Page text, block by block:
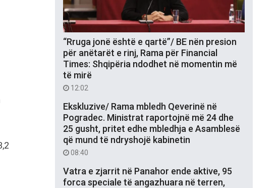
“Rruga jonë është e qartë”/ BE nën presion
për anëtarët e rinj, Rama për Financial
Times: Shqipëria ndodhet në momentin më
të mirë
12:02
Ekskluzive/ Rama mbledh Qeverinë në
Pogradec. Ministrat raportojnë më 24 dhe
25 gusht, pritet edhe mbledhja e Asamblesë
që mund të ndryshojë kabinetin
08:40
Vatra e zjarrit në Panahor ende aktive, 95
forca speciale të angazhuara në terren,